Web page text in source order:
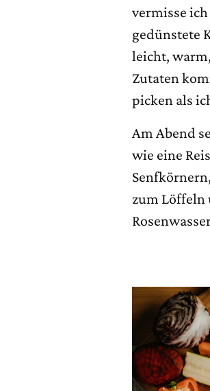
vermisse
gedünstete
leicht,
Zutaten
picken als
Am Abend
wie eine
zum Löffeln